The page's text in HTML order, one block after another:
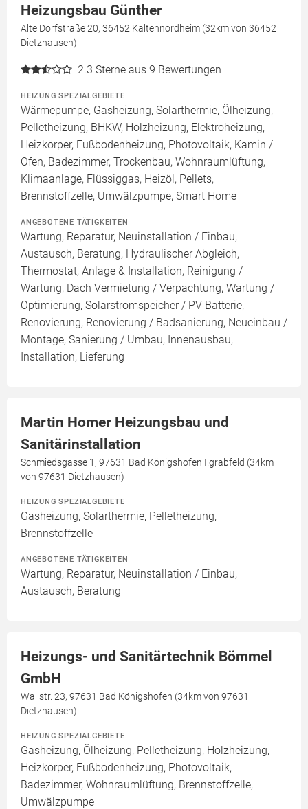
Heizungsbau Günther
Alte Dorfstraße 20, 36452 Kaltennordheim (32km von 36452
Dietzhausen)
2.3 Sterne aus 9 Bewertungen
HEIZUNG SPEZIALGEBIETE
Wärmepumpe, Gasheizung, Solarthermie, Ölheizung,
Pelletheizung, BHKW, Holzheizung, Elektroheizung,
Heizkörper, Fußbodenheizung, Photovoltaik, Kamin /
Ofen, Badezimmer, Trockenbau, Wohnraumlüftung,
Klimaanlage, Flüssiggas, Heizöl, Pellets,
Brennstoffzelle, Umwälzpumpe, Smart Home
ANGEBOTENE TÄTIGKEITEN
Wartung, Reparatur, Neuinstallation / Einbau,
Austausch, Beratung, Hydraulischer Abgleich,
Thermostat, Anlage & Installation, Reinigung /
Wartung, Dach Vermietung / Verpachtung, Wartung /
Optimierung, Solarstromspeicher / PV Batterie,
Renovierung, Renovierung / Badsanierung, Neueinbau /
Montage, Sanierung / Umbau, Innenausbau,
Installation, Lieferung
Martin Homer Heizungsbau und
Sanitärinstallation
Schmiedsgasse 1, 97631 Bad Königshofen I.grabfeld (34km
von 97631 Dietzhausen)
HEIZUNG SPEZIALGEBIETE
Gasheizung, Solarthermie, Pelletheizung,
Brennstoffzelle
ANGEBOTENE TÄTIGKEITEN
Wartung, Reparatur, Neuinstallation / Einbau,
Austausch, Beratung
Heizungs- und Sanitärtechnik Bömmel
GmbH
Wallstr. 23, 97631 Bad Königshofen (34km von 97631
Dietzhausen)
HEIZUNG SPEZIALGEBIETE
Gasheizung, Ölheizung, Pelletheizung, Holzheizung,
Heizkörper, Fußbodenheizung, Photovoltaik,
Badezimmer, Wohnraumlüftung, Brennstoffzelle,
Umwälzpumpe